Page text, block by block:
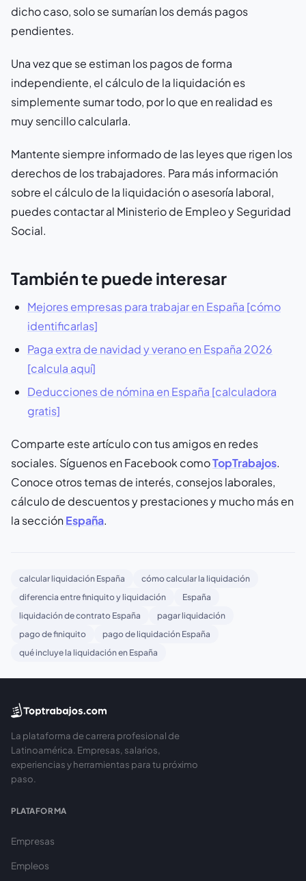
dicho caso, solo se sumarían los demás pagos
pendientes.
Una vez que se estiman los pagos de forma
independiente, el cálculo de la liquidación es
simplemente sumar todo, por lo que en realidad es
muy sencillo calcularla.
Mantente siempre informado de las leyes que rigen los
derechos de los trabajadores. Para más información
sobre el cálculo de la liquidación o asesoría laboral,
puedes contactar al Ministerio de Empleo y Seguridad
Social.
También te puede interesar
Mejores empresas para trabajar en España [cómo
identificarlas]
Paga extra de navidad y verano en España 2026
[calcula aquí]
Deducciones de nómina en España [calculadora
gratis]
Comparte este artículo con tus amigos en redes
sociales. Síguenos en Facebook comoTopTrabajos.
Conoce otros temas de interés, consejos laborales,
cálculo de descuentos y prestaciones y mucho más en
la secciónEspaña.
calcular liquidación España
cómo calcular la liquidación
diferencia entre finiquito y liquidación
España
liquidación de contrato España
pagar liquidación
pago de finiquito
pago de liquidación España
qué incluye la liquidación en España
La plataforma de carrera profesional de
Latinoamérica. Empresas, salarios,
experiencias y herramientas para tu próximo
paso.
PLATAFORMA
Empresas
Empleos